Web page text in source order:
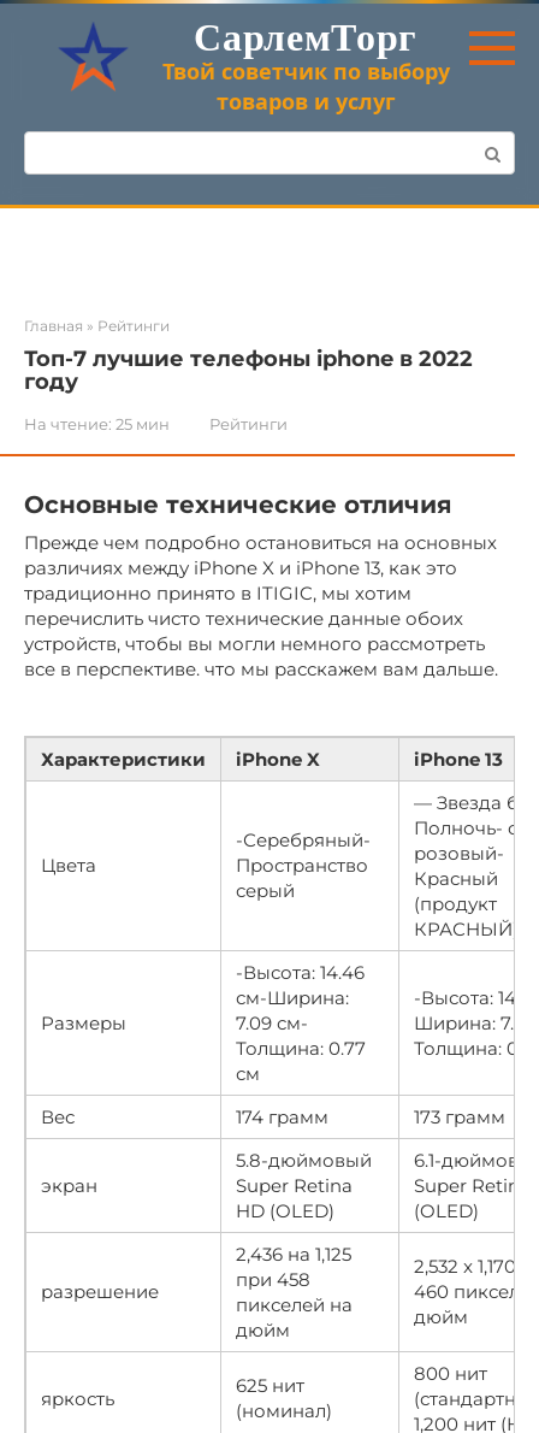
Перейти
контенту
СарлемТорг
Твой советчик по выбору
товаров и услуг
Поиск:
Главная » Рейтинги
Топ-7 лучшие телефоны iphone в 2022
году
На чтение: 25 мин Рейтинги
Основные технические отличия
Прежде чем подробно остановиться на основных
различиях между iPhone X и iPhone 13, как это
традиционно принято в ITIGIC, мы хотим
перечислить чисто технические данные обоих
устройств, чтобы вы могли немного рассмотреть
все в перспективе. что мы расскажем вам дальше.
Характеристики iPhone X iPhone 13
Цвета
-Серебряный-
Пространство
серый
— Звезда
Полночь-
розовый-
Красный
(продукт
КРАСНЫЙ)
Размеры
-Высота: 14.46
см-Ширина:
7.09 см-
Толщина: 0.77
см
-Высота:
Ширина: 7.15
Толщина:
Вес 174 грамм 173 грамм
экран
5.8-дюймовый
Super Retina
HD (OLED)
6.1-
Super Retina
(OLED)
разрешение
2,436 на 1,125
при 458
пикселей на
дюйм
2,532 x 1,170
460
дюйм
яркость
625 нит
(номинал)
800 нит
1,200 нит